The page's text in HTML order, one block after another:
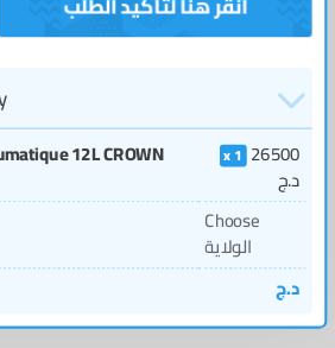
12L CROWN
1 26500
د.ج
Choose
الولاية
د.ج